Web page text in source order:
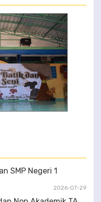
SMP Negeri 1
2026-07-29